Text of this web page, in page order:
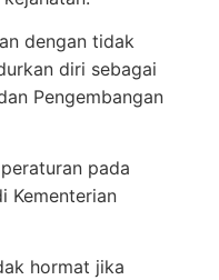
dengan tidak
diri sebagai
Pengembangan
pada
Kementerian
hormat jika